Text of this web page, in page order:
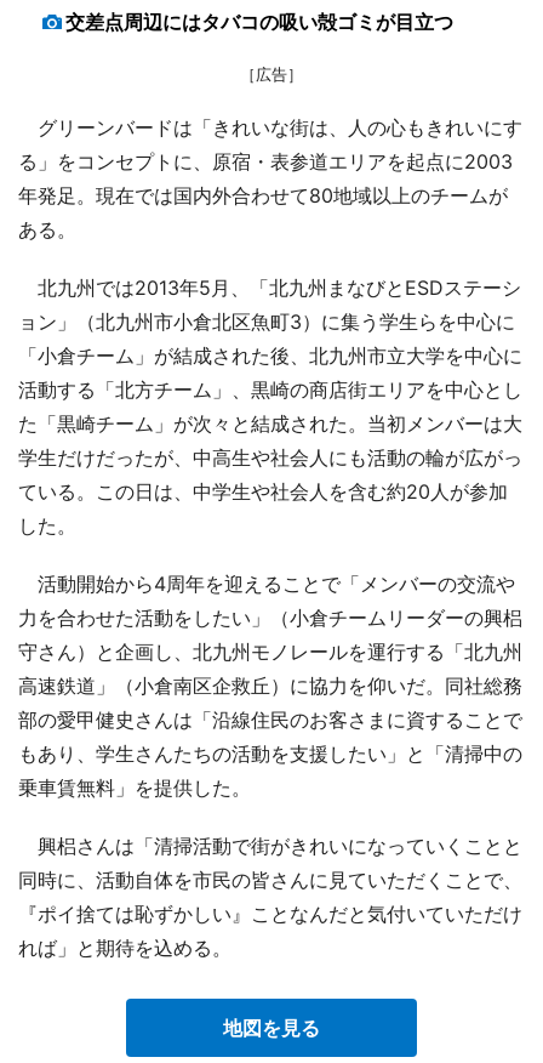
交差点周辺にはタバコの吸い殻ゴミが目立つ
［広告］
グリーンバードは「きれいな街は、人の心もきれいにす
る」をコンセプトに、原宿・表参道エリアを起点に2003
年発足。現在では国内外合わせて80地域以上のチームが
ある。
北九州では2013年5月、「北九州まなびとESDステーシ
ョン」（北九州市小倉北区魚町3）に集う学生らを中心に
「小倉チーム」が結成された後、北九州市立大学を中心に
活動する「北方チーム」、黒崎の商店街エリアを中心とし
た「黒崎チーム」が次々と結成された。当初メンバーは大
学生だけだったが、中高生や社会人にも活動の輪が広がっ
ている。この日は、中学生や社会人を含む約20人が参加
した。
活動開始から4周年を迎えることで「メンバーの交流や
力を合わせた活動をしたい」（小倉チームリーダーの興梠
守さん）と企画し、北九州モノレールを運行する「北九州
高速鉄道」（小倉南区企救丘）に協力を仰いだ。同社総務
部の愛甲健史さんは「沿線住民のお客さまに資することで
もあり、学生さんたちの活動を支援したい」と「清掃中の
乗車賃無料」を提供した。
興梠さんは「清掃活動で街がきれいになっていくことと
同時に、活動自体を市民の皆さんに見ていただくことで、
『ポイ捨ては恥ずかしい』ことなんだと気付いていただけ
れば」と期待を込める。
地図を見る